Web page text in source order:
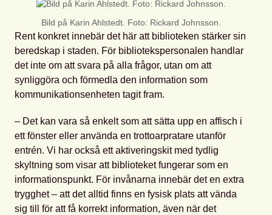
Bild på Karin Ahlstedt. Foto: Rickard Johnsson.
Rent konkret innebär det här att biblioteken stärker sin
beredskap i staden. För bibliotekspersonalen handlar
det inte om att svara på alla frågor, utan om att
synliggöra och förmedla den information som
kommunikationsenheten tagit fram.
– Det kan vara så enkelt som att sätta upp en affisch i
ett fönster eller använda en trottoarpratare utanför
entrén. Vi har också ett aktiveringskit med tydlig
skyltning som visar att biblioteket fungerar som en
informationspunkt. För invånarna innebär det en extra
trygghet – att det alltid finns en fysisk plats att vända
sig till för att få korrekt information, även när det